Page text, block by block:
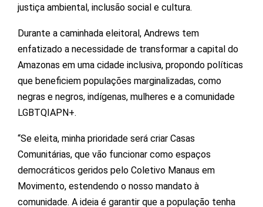
justiça ambiental, inclusão social e cultura.
Durante a caminhada eleitoral, Andrews tem
enfatizado a necessidade de transformar a capital do
Amazonas em uma cidade inclusiva, propondo políticas
que beneficiem populações marginalizadas, como
negras e negros, indígenas, mulheres e a comunidade
LGBTQIAPN+.
“Se eleita, minha prioridade será criar Casas
Comunitárias, que vão funcionar como espaços
democráticos geridos pelo Coletivo Manaus em
Movimento, estendendo o nosso mandato à
comunidade. A ideia é garantir que a população tenha